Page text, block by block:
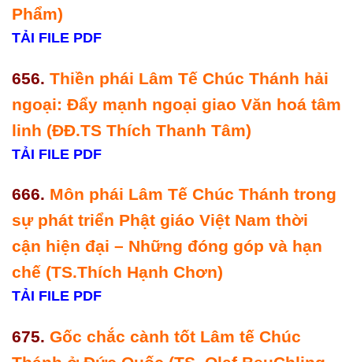
Phẩm)
TẢI FILE PDF
656. Thiền phái Lâm Tế Chúc Thánh hải
ngoại: Đẩy mạnh ngoại giao Văn hoá tâm
linh (ĐĐ.TS Thích Thanh Tâm)
TẢI FILE PDF
666. Môn phái Lâm Tế Chúc Thánh trong
sự phát triển Phật giáo Việt Nam thời
cận hiện đại – Những đóng góp và hạn
chế (TS.Thích Hạnh Chơn)
TẢI FILE PDF
675. Gốc chắc cành tốt Lâm tế Chúc